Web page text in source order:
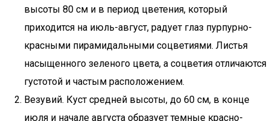
высоты 80 см и в период цветения, который
приходится на июль-август, радует глаз пурпурно-
красными пирамидальными соцветиями. Листья
насыщенного зеленого цвета, а соцветия отличаются
густотой и частым расположением.
Везувий. Куст средней высоты, до 60 см, в конце
июля и начале августа образует темные красно-